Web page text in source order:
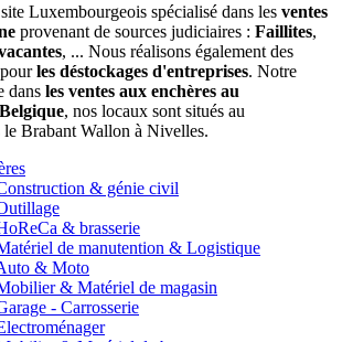
Luxembourgeois spécialisé dans les ventes
provenant de sources judiciaires : Faillites,
, ... Nous réalisons également des
les déstockages d'entreprises. Notre
dans les ventes aux enchères au
, nos locaux sont situés au
Brabant Wallon à Nivelles.
& génie civil
& brasserie
de manutention & Logistique
& Moto
& Matériel de magasin
- Carrosserie